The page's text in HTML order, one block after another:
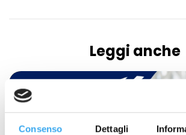
Consenso Dettagli
Leggi anche